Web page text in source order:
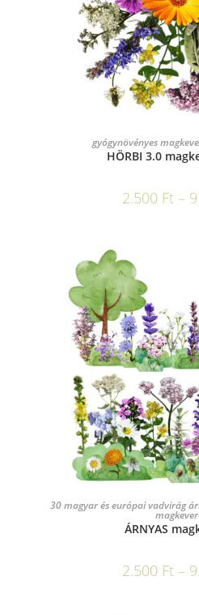
OPCIÓK
gyógynövényes
HÖRBI 3.0
2.500 Ft –
OPCIÓK
30 magyar és európai vadvirág
ÁRNYAS
2.500 Ft –